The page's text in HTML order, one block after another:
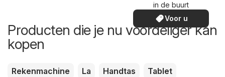
in de buurt
Voor u
Producten die je nu voordeliger kan
kopen
Rekenmachine La Handtas
Tablet